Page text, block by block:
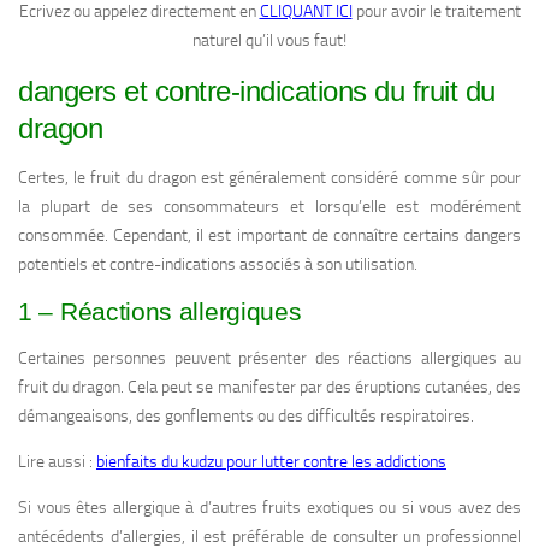
Ecrivez ou appelez directement enCLIQUANT ICI pour avoir le traitement
naturel qu’il vous faut!
dangers et contre-indications du fruit du
dragon
Certes, le fruit du dragon est généralement considéré comme sûr pour
la plupart de ses consommateurs et lorsqu’elle est modérément
consommée. Cependant, il est important de connaître certains dangers
potentiels et contre-indications associés à son utilisation.
1 – Réactions allergiques
Certaines personnes peuvent présenter des réactions allergiques au
fruit du dragon. Cela peut se manifester par des éruptions cutanées, des
démangeaisons, des gonflements ou des difficultés respiratoires.
Lire aussi : bienfaits du kudzu pour lutter contre les addictions
Si vous êtes allergique à d’autres fruits exotiques ou si vous avez des
antécédents d’allergies, il est préférable de consulter un professionnel